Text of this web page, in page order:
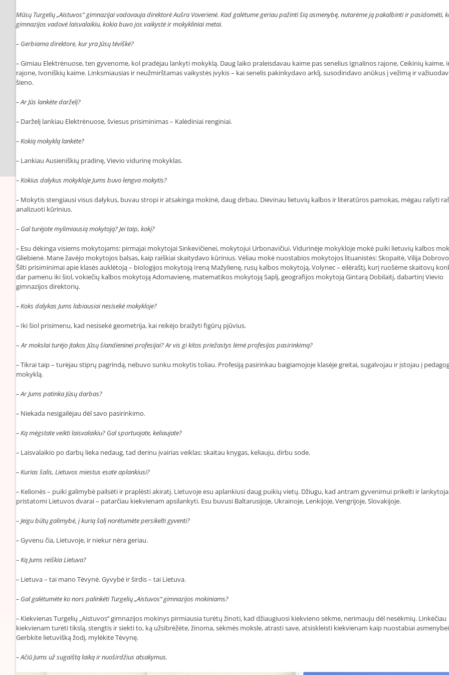
Mūsų Turgelių „Aistuvos“ gimnazijai vadovauja direktorė Aušra Voverienė. Kad galėtume geriau pažinti šią asmenybę, nutarėme ją pakalbinti ir pasidomėti,
gimnazijos vadovė laisvalaikiu, kokia buvo jos vaikystė ir mokykliniai metai.
– Gerbiama direktore, kur yra Jūsų tėviškė?
–Gimiau Elektrėnuose, ten gyvenome, kol pradėjau lankyti mokyklą. Daug laiko praleisdavau kaime pas senelius Ignalinos rajone, Ceikinių kaime,
rajone, Ivoniškių kaime. Linksmiausias ir neužmirštamas vaikystės įvykis – kai senelis pakinkydavo arklį, susodindavo anūkus į vežimą ir
šieno.
– Ar Jūs lankėte darželį?
– Darželį lankiau Elektrėnuose, šviesus prisiminimas – Kalėdiniai renginiai.
– Kokią mokyklą lankėte?
– Lankiau Ausieniškių pradinę, Vievio vidurinę mokyklas.
– Kokius dalykus mokykloje Jums buvo lengva mokytis?
– Mokytis stengiausi visus dalykus, buvau stropi ir atsakinga mokinė, daug dirbau. Dievinau lietuvių kalbos ir literatūros pamokas, mėgau rašyti
analizuoti kūrinius.
– Gal turėjote mylimiausią mokytoją? Jei taip, kokį?
– Esu dėkinga visiems mokytojams: pirmajai mokytojai Sinkevičienei, mokytojui Urbonavičiui. Vidurinėje mokykloje mokė puiki lietuvių kalbos
Gliebienė. Mane žavėjo mokytojos balsas, kaip raiškiai skaitydavo kūrinius. Vėliau mokė nuostabios mokytojos lituanistės: Skopaitė, Vilija
Šilti prisiminimai apie klasės auklėtoją – biologijos mokytoją Ireną Mažylienę, rusų kalbos mokytoją, Volynec – eilėraštį, kurį ruošėme skaitovų
dar pamenu iki šiol, vokiečių kalbos mokytoją Adomavienę, matematikos mokytoją Saplį, geografijos mokytoją Gintarą Dobilaitį, dabartinį Vievio
gimnazijos direktorių.
– Koks dalykas Jums labiausiai nesisekė mokykloje?
– Iki šiol prisimenu, kad nesisekė geometrija, kai reikėjo braižyti figūrų pjūvius.
–Ar mokslai turėjo įtakos Jūsų šiandieninei profesijai? Ar vis gi kitos priežastys lėmė profesijos pasirinkimą?
–Tikrai taip – turėjau stiprų pagrindą, nebuvo sunku mokytis toliau. Profesiją pasirinkau baigiamojoje klasėje greitai, sugalvojau ir įstojau į
mokyklą.
– Ar Jums patinka Jūsų darbas?
– Niekada nesigailėjau dėl savo pasirinkimo.
– Ką mėgstate veikti laisvalaikiu? Gal sportuojate, keliaujate?
– Laisvalaikio po darbų lieka nedaug, tad derinu įvairias veiklas: skaitau knygas, keliauju, dirbu sode.
– Kurias šalis, Lietuvos miestus esate aplankiusi?
– Kelionės – puiki galimybė pailsėti ir praplėsti akiratį. Lietuvoje esu aplankiusi daug puikių vietų. Džiugu, kad antram gyvenimui prikelti ir
pristatomi Lietuvos dvarai – patarčiau kiekvienam apsilankyti. Esu buvusi Baltarusijoje, Ukrainoje, Lenkijoje, Vengrijoje, Slovakijoje.
– Jeigu būtų galimybė, į kurią šalį norėtumėte persikelti gyventi?
–Gyvenu čia, Lietuvoje, ir niekur nėra geriau.
– Ką Jums reiškia Lietuva?
– Lietuva – tai mano Tėvynė. Gyvybė ir širdis – tai Lietuva.
– Gal galėtumėte ko nors palinkėti Turgelių „Aistuvos‘‘ gimnazijos mokiniams?
– Kiekvienas Turgelių „Aistuvos‘‘ gimnazijos mokinys pirmiausia turėtų žinoti, kad džiaugiuosi kiekvieno sėkme, nerimauju dėl nesėkmių. Linkėčiau
kiekvienam turėti tikslą, stengtis ir siekti to, ką užsibrėžėte, žinoma, sėkmės moksle, atrasti save, atsiskleisti kiekvienam kaip nuostabiai
Gerbkite lietuvišką žodį, mylėkite Tėvynę.
– Ačiū Jums už sugaištą laiką ir nuoširdžius atsakymus.